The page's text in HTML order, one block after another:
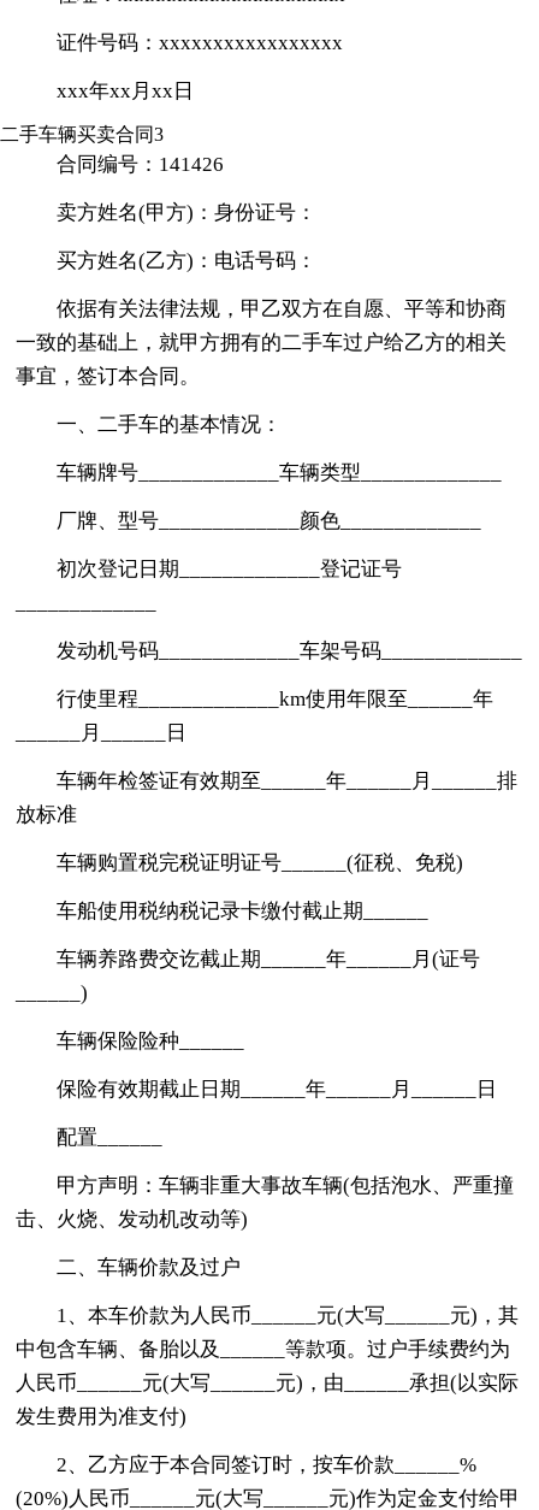
证件号码：xxxxxxxxxxxxxxxxx
xxx年xx月xx日
二手车辆买卖合同3
合同编号：141426
卖方姓名(甲方)：身份证号：
买方姓名(乙方)：电话号码：
依据有关法律法规，甲乙双方在自愿、平等和协商
一致的基础上，就甲方拥有的二手车过户给乙方的相关
事宜，签订本合同。
一、二手车的基本情况：
车辆牌号_____________车辆类型_____________
厂牌、型号_____________颜色_____________
初次登记日期_____________登记证号
发动机号码_____________车架号码_____________
行使里程_____________km使用年限至______年
______月______日
车辆年检签证有效期至______年______月______排
放标准
车辆购置税完税证明证号______(征税、免税)
车船使用税纳税记录卡缴付截止期______
车辆养路费交讫截止期______年______月(证号
______)
车辆保险险种______
保险有效期截止日期______年______月______日
配置______
甲方声明：车辆非重大事故车辆(包括泡水、严重撞
击、火烧、发动机改动等)
二、车辆价款及过户
1、本车价款为人民币______元(大写______元)，其
中包含车辆、备胎以及______等款项。过户手续费约为
人民币______元(大写______元)，由______承担(以实际
发生费用为准支付)
2、乙方应于本合同签订时，按车价款______%
(20%)人民币______元(大写______元)作为定金支付给甲